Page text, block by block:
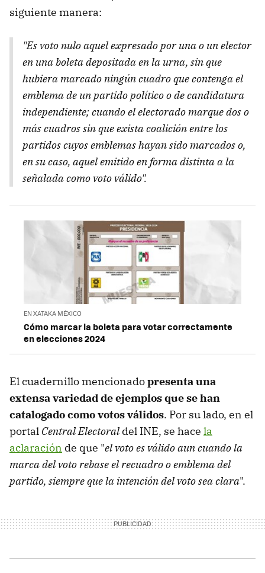
siguiente manera:
"Es voto nulo aquel expresado por una o un elector
en una boleta depositada en la urna, sin que
hubiera marcado ningún cuadro que contenga el
emblema de un partido político o de candidatura
independiente; cuando el electorado marque dos o
más cuadros sin que exista coalición entre los
partidos cuyos emblemas hayan sido marcados o,
en su caso, aquel emitido en forma distinta a la
señalada como voto válido".
EN XATAKA MÉXICO
Cómo marcar la boleta para votar correctamente
en elecciones 2024
El cuadernillo mencionadopresenta una
extensa variedad de ejemplos que se han
catalogado como votos válidos. Por su lado, en el
portal Central Electoraldel INE, se hace la
aclaración de que "el voto es válido aun cuando la
marca del voto rebase el recuadro o emblema del
partido, siempre que la intención del voto sea clara".